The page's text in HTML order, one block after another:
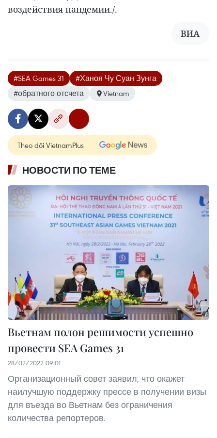
воздействия пандемии./.
ВИА
#SEA Games 31
#Ханоя Чу Суан Зунга
#обратного отсчета
Vietnam
Theo dõi VietnamPlus
НОВОСТИ ПО ТЕМЕ
Вьетнам полон решимости успешно
провести SEA Games 31
28/02/2022 09:01
Организационный совет заявил, что окажет
наилучшую поддержку прессе в получении визы
для въезда во Вьетнам без ограничения
количества репортеров.